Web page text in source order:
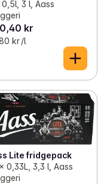
3 l, Aass
kr
kr /l
Lite fridgepack
0,33L, 3,3 l, Aass